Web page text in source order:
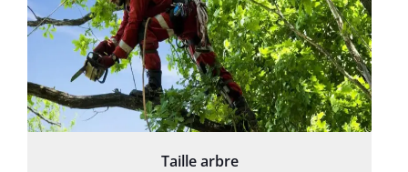
Taille arbre